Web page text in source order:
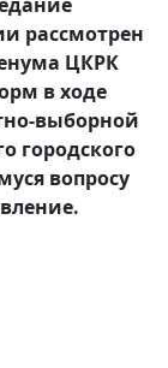
рассмотрен
ЦКРК
в ходе
выборной
городского
вопросу